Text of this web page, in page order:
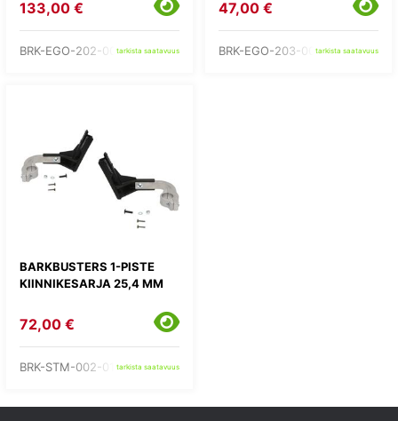
133,00 €
BRK-EGO-202-00-WHtarkista saatavuus
47,00 €
BRK-EGO-203-00-BBtarkista saatavuus
BARKBUSTERS 1-PISTE
KIINNIKESARJA 25,4 MM
72,00 €
BRK-STM-002-01-NPtarkista saatavuus